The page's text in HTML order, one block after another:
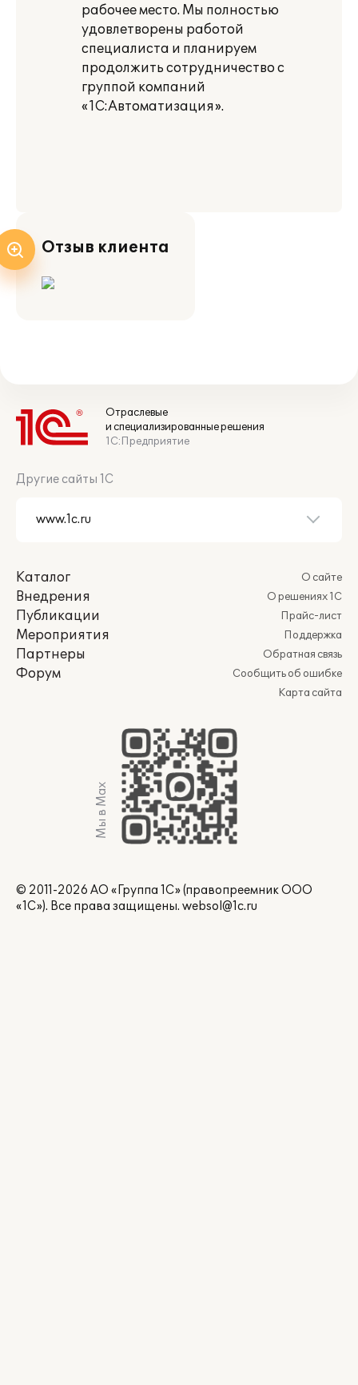
рабочее место. Мы полностью
удовлетворены работой
специалиста и планируем
продолжить сотрудничество с
группой компаний
«1С:Автоматизация».
Отзыв клиента
Отраслевые
и специализированные решения
1С:Предприятие
Другие сайты 1С
Каталог
Внедрения
Публикации
Мероприятия
Партнеры
Форум
О сайте
О решениях 1С
Прайс-лист
Поддержка
Обратная связь
Сообщить об ошибке
Карта сайта
Мы в Max
© 2011-2026 АО «Группа 1С» (правопреемник ООО
«1С»). Все права защищены. websol@1c.ru